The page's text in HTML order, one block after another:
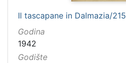
Il tascapane in Dalmazia/215
Godina
1942
Godište